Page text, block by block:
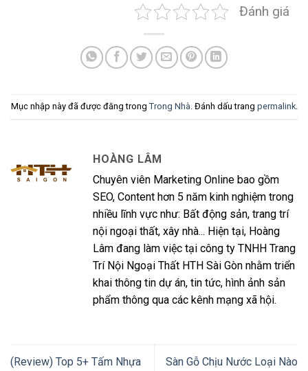
Đánh giá
Mục nhập này đã được đăng trong Trong Nhà . Đánh dấu trang permalink.
HOÀNG LÂM
Chuyên viên Marketing Online bao gồm
SEO, Content hơn 5 năm kinh nghiệm trong
nhiều lĩnh vực như: Bất động sản, trang trí
nội ngoại thất, xây nhà... Hiện tại, Hoàng
Lâm đang làm việc tại công ty TNHH Trang
Trí Nội Ngoại Thất HTH Sài Gòn nhằm triển
khai thông tin dự án, tin tức, hình ảnh sản
phẩm thông qua các kênh mạng xã hội.
(Review) Top 5+ Tấm Nhựa
Sàn Gỗ Chịu Nước Loại Nào